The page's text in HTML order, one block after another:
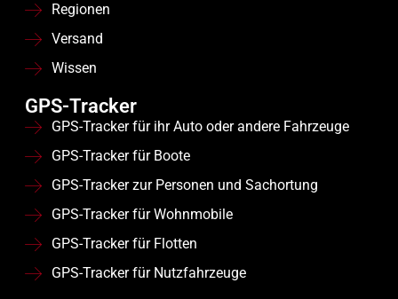
Regionen
Versand
Wissen
GPS-Tracker
GPS-Tracker für ihr Auto oder andere Fahrzeuge
GPS-Tracker für Boote
GPS-Tracker zur Personen und Sachortung
GPS-Tracker für Wohnmobile
GPS-Tracker für Flotten
GPS-Tracker für Nutzfahrzeuge